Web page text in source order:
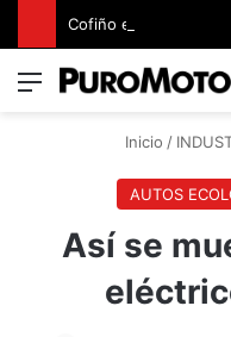
Menú
Inicio /
AUTOS
Así se